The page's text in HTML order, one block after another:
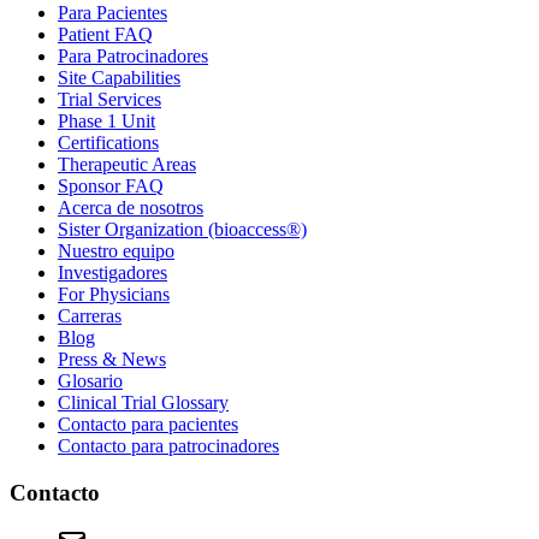
Para Pacientes
Patient FAQ
Para Patrocinadores
Site Capabilities
Trial Services
Phase 1 Unit
Certifications
Therapeutic Areas
Sponsor FAQ
Acerca de nosotros
Sister Organization (bioaccess®)
Nuestro equipo
Investigadores
For Physicians
Carreras
Blog
Press & News
Glosario
Clinical Trial Glossary
Contacto para pacientes
Contacto para patrocinadores
Contacto